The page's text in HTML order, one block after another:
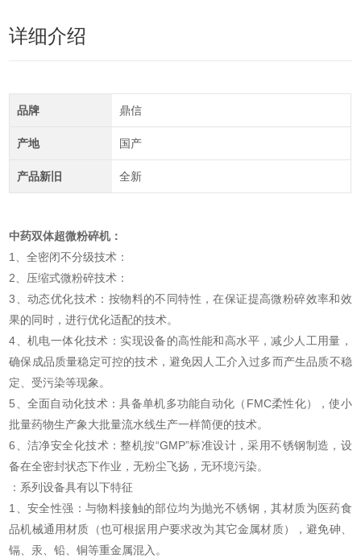
详细介绍
品牌 鼎信
产地 国产
产品新旧 全新
中药双体超微粉碎机：
1、全密闭不分级技术：
2、压缩式微粉碎技术：
3、动态优化技术：按物料的不同特性，在保证提高微粉碎效率和效
果的同时，进行优化适配的技术。
4、机电一体化技术：实现设备的高性能和高水平，减少人工用量，
确保成品质量稳定可控的技术，避免因人工介入过多而产生品质不稳
定、受污染等现象。
5、全面自动化技术：具备单机多功能自动化（FMC柔性化），使小
批量药物生产象大批量流水线生产一样简便的技术。
6、洁净安全化技术：整机按“GMP”标准设计，采用不锈钢制造，设
备在全密封状态下作业，无粉尘飞扬，无环境污染。
：系列设备具有以下特征
1、安全性强：与物料接触的部位均为抛光不锈钢，其材质为医药食
品机械通用材质（也可根据用户要求改为其它金属材质），避免砷、
镉、汞、铅、铜等重金属混入。